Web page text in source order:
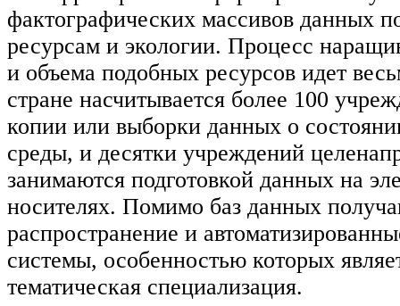
фактографических массивов данных
ресурсам и экологии. Процесс
и объема подобных ресурсов идет
стране насчитывается более 100
копии или выборки данных о
среды, и десятки учреждений
занимаются подготовкой данных на
носителях. Помимо баз данных
распространение и
системы, особенностью которых
тематическая специализация.